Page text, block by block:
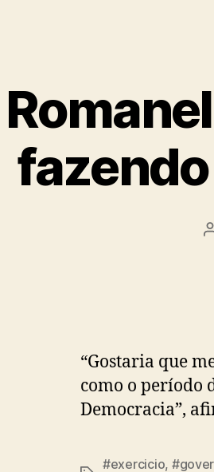
“Gostaria que
como o período
Democracia”,
#exercicio,